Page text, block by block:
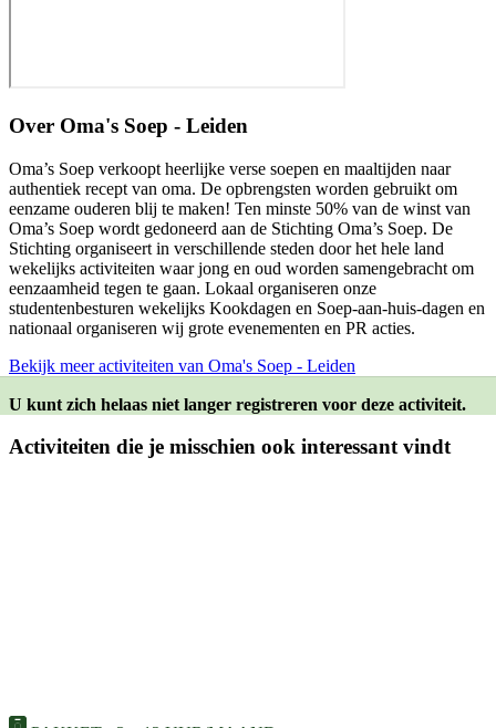
Over Oma's Soep - Leiden
Oma’s Soep verkoopt heerlijke verse soepen en maaltijden naar
authentiek recept van oma. De opbrengsten worden gebruikt om
eenzame ouderen blij te maken! Ten minste 50% van de winst van
Oma’s Soep wordt gedoneerd aan de Stichting Oma’s Soep. De
Stichting organiseert in verschillende steden door het hele land
wekelijks activiteiten waar jong en oud worden samengebracht om
eenzaamheid tegen te gaan. Lokaal organiseren onze
studentenbesturen wekelijks Kookdagen en Soep-aan-huis-dagen en
nationaal organiseren wij grote evenementen en PR acties.
Bekijk meer activiteiten van Oma's Soep - Leiden
U kunt zich helaas niet langer registreren voor deze activiteit.
Activiteiten die je misschien ook interessant vindt